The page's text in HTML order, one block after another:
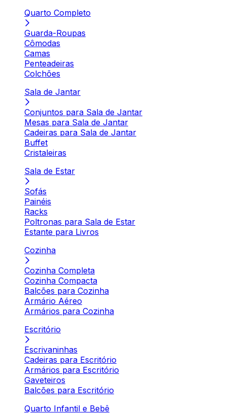
Quarto Completo
Guarda-Roupas
Cômodas
Camas
Penteadeiras
Colchões
Sala de Jantar
Conjuntos para Sala de Jantar
Mesas para Sala de Jantar
Cadeiras para Sala de Jantar
Buffet
Cristaleiras
Sala de Estar
Sofás
Painéis
Racks
Poltronas para Sala de Estar
Estante para Livros
Cozinha
Cozinha Completa
Cozinha Compacta
Balcões para Cozinha
Armário Aéreo
Armários para Cozinha
Escritório
Escrivaninhas
Cadeiras para Escritório
Armários para Escritório
Gaveteiros
Balcões para Escritório
Quarto Infantil e Bebê